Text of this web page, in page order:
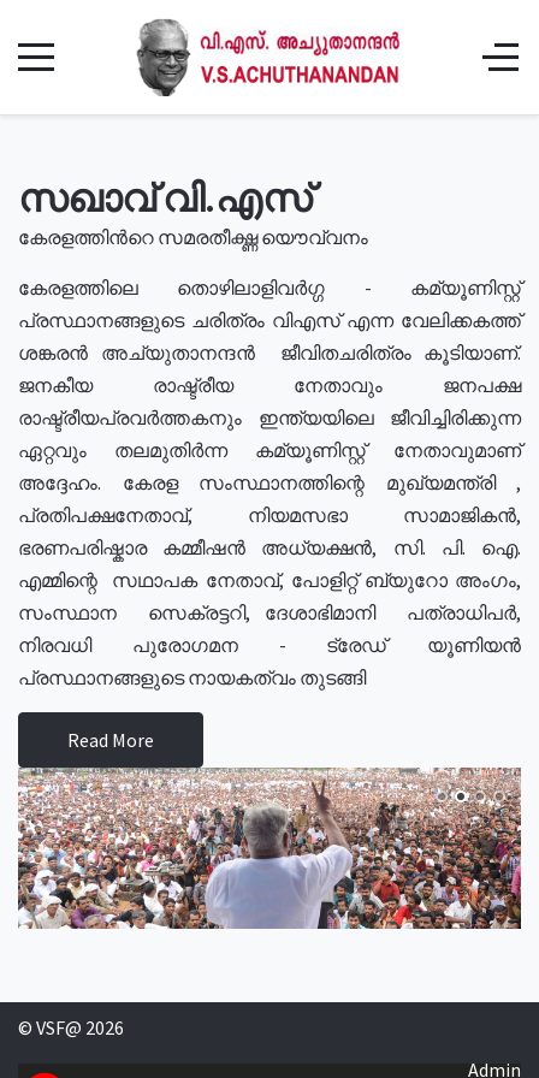
സഖാവ് വി.എസ്
കേരളത്തിൻറെ സമരതീക്ഷ്ണ യൌവ്വനം
കേരളത്തിലെ തൊഴിലാളിവർഗ്ഗ - കമ്യൂണിസ്റ്റ്
പ്രസ്ഥാനങ്ങളുടെ ചരിത്രം വിഎസ് എന്ന വേലിക്കകത്ത്
ശങ്കരൻ അച്യുതാനന്ദൻ ജീവിതചരിത്രം കൂടിയാണ്.
ജനകീയ രാഷ്ട്രീയ നേതാവും ജനപക്ഷ
രാഷ്ട്രീയപ്രവർത്തകനും ഇന്ത്യയിലെ ജീവിച്ചിരിക്കുന്ന
ഏറ്റവും തലമുതിർന്ന കമ്യൂണിസ്റ്റ് നേതാവുമാണ്
അദ്ദേഹം. കേരള സംസ്ഥാനത്തിന്റെ മുഖ്യമന്ത്രി ,
പ്രതിപക്ഷനേതാവ്, നിയമസഭാ സാമാജികൻ,
ഭരണപരിഷ്കാര കമ്മീഷൻ അധ്യക്ഷൻ, സി. പി. ഐ.
എമ്മിന്റെ സഥാപക നേതാവ്, പോളിറ്റ് ബ്യുറോ അംഗം,
സംസ്ഥാന സെക്രട്ടറി, ദേശാഭിമാനി പത്രാധിപർ,
നിരവധി പുരോഗമന - ട്രേഡ് യൂണിയൻ
പ്രസ്ഥാനങ്ങളുടെ നായകത്വം തുടങ്ങി
Read More
© VSF@ 2026
Admin